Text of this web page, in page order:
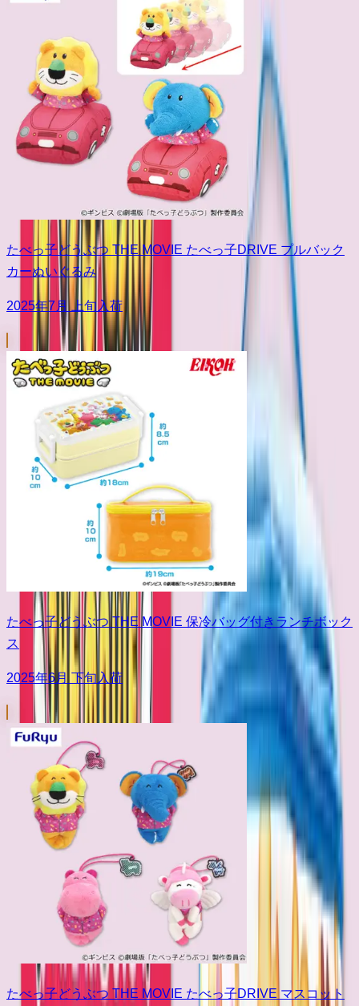
たべっ子どうぶつ THE MOVIE たべっ子DRIVE プルバック
カーぬいぐるみ
2025年7月 上旬入荷
たべっ子どうぶつ THE MOVIE 保冷バッグ付きランチボック
ス
2025年6月 下旬入荷
たべっ子どうぶつ THE MOVIE たべっ子DRIVE マスコット